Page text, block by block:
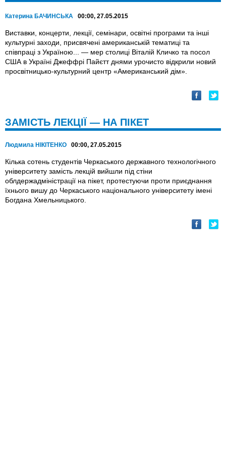
Катерина БАЧИНСЬКА 00:00, 27.05.2015
Виставки, концерти, лекції, семінари, освітні програми та інші
культурні заходи, присвячені американській тематиці та
співпраці з Україною... — мер столиці Віталій Кличко та посол
США в Україні Джеффрі Пайєтт днями урочисто відкрили новий
просвітницько-культурний центр «Американський дім».
ЗАМІСТЬ ЛЕКЦІЇ — НА ПІКЕТ
Людмила НІКІТЕНКО 00:00, 27.05.2015
Кілька сотень студентів Черкаського державного технологічного
університету замість лекцій вийшли під стіни
облдержадміністрації на пікет, протестуючи проти приєднання
їхнього вишу до Черкаського національного університету імені
Богдана Хмельницького.